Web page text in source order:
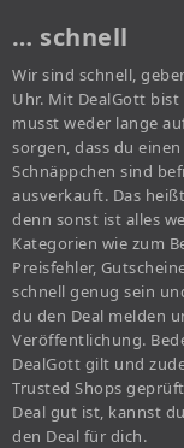
… schnell
Wir sind schnell,
Uhr. Mit DealGott
musst weder lange
sorgen, dass du
Schnäppchen sind
ausverkauft. Das
denn sonst ist alles
Kategorien wie zum
Preisfehler,
schnell genug sein
du den Deal melden
Veröffentlichung.
DealGott gilt und
Trusted Shops
Deal gut ist, kannst
den Deal für dich.